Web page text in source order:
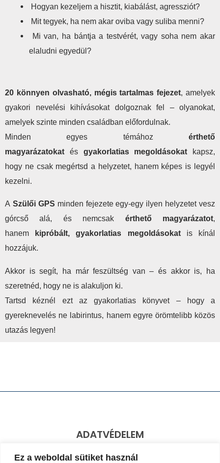
Ez a weboldal sütiket használ
Hogyan kezeljem a hisztit, kiabálást, agressziót?
Mit tegyek, ha nem akar oviba vagy suliba menni?
Mi van, ha bántja a testvérét, vagy soha nem akar
elaludni egyedül?
20 könnyen olvasható, mégis tartalmas fejezet, amelyek
gyakori nevelési kihívásokat dolgoznak fel – olyanokat,
amelyek szinte minden családban előfordulnak.
Minden egyes témához érthető
magyarázatokat és gyakorlatias megoldásokat kapsz,
hogy ne csak megértsd a helyzetet, hanem képes is legyél
kezelni.
A Szülői GPS minden fejezete egy-egy ilyen helyzetet vesz
górcső alá, és nemcsak érthető magyarázatot,
hanem kipróbált, gyakorlatias megoldásokatis kínál
hozzájuk.
Akkor is segít, ha már feszültség van – és akkor is, ha
szeretnéd, hogy ne is alakuljon ki.
Tartsd kéznél ezt az gyakorlatias könyvet – hogy a
gyereknevelés ne labirintus, hanem egyre örömtelibb közös
utazás legyen!
ADATVÉDELEM
Adatkezelési Nyilatkozat